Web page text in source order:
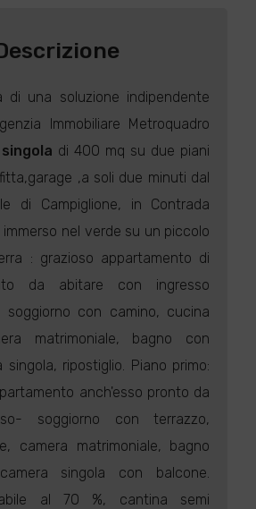
di una soluzione indipendente
Immobiliare Metroquadro
di 400 mq su due piani
,a soli due minuti dal
di Campiglione, in Contrada
immerso nel verde su un piccolo
: grazioso appartamento di
da abitare con ingresso
soggiorno con camino, cucina
matrimoniale, bagno con
singola, ripostiglio. Piano primo:
anch'esso pronto da
soggiorno con terrazzo,
camera matrimoniale, bagno
singola con balcone.
al 70 %, cantina semi